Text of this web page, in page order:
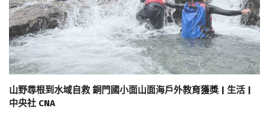
山野尋根到水域自救 銅門國小面山面海戶外教育獲獎 | 生活 |
中央社 CNA